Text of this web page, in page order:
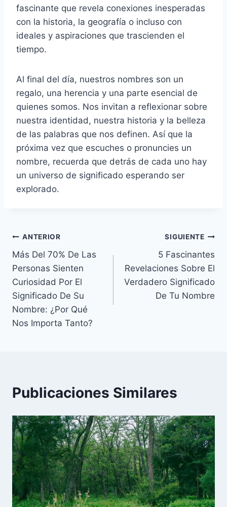
fascinante que revela conexiones inesperadas
con la historia, la geografía o incluso con
ideales y aspiraciones que trascienden el
tiempo.
Al final del día, nuestros nombres son un
regalo, una herencia y una parte esencial de
quienes somos. Nos invitan a reflexionar sobre
nuestra identidad, nuestra historia y la belleza
de las palabras que nos definen. Así que la
próxima vez que escuches o pronuncies un
nombre, recuerda que detrás de cada uno hay
un universo de significado esperando ser
explorado.
Navegación
de
entradas
ANTERIOR
Más Del 70% De Las
Personas Sienten
Curiosidad Por El
Significado De Su
Nombre: ¿Por Qué
Nos Importa Tanto?
SIGUIENTE
5 Fascinantes
Revelaciones Sobre El
Verdadero Significado
De Tu Nombre
Publicaciones Similares